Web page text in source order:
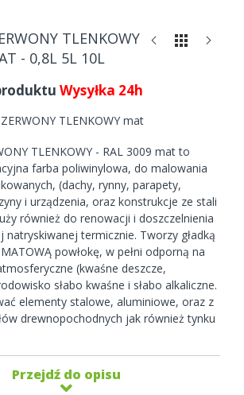
TLENKOWY
- 0,8L 5L 10L
Wysyłka 24h
TLENKOWY mat
TLENKOWY - RAL 3009 mat to
farba poliwinylowa, do malowania
(dachy, rynny, parapety,
i urządzenia, oraz konstrukcje ze stali
również do renowacji i doszczelnienia
natryskiwanej termicznie. Tworzy gładką
powłokę, w pełni odporną na
(kwaśne deszcze,
słabo kwaśne i słabo alkaliczne.
elementy stalowe, aluminiowe, oraz z
drewnopochodnych jak również tynku
Przejdź do opisu